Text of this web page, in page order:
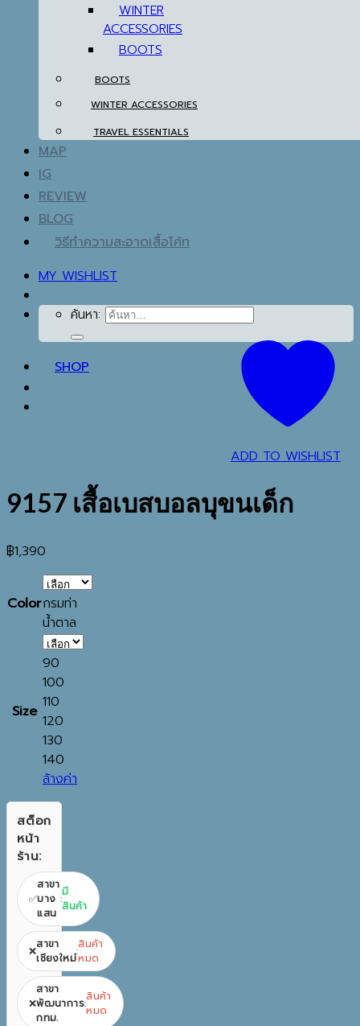
WINTER
ACCESSORIES
BOOTS
BOOTS
WINTER ACCESSORIES
TRAVEL ESSENTIALS
MAP
IG
REVIEW
BLOG
วิธีทำความสะอาดเสื้อโค้ท
MY WISHLIST
ค้นหา:
SHOP
ADD TO WISHLIST
9157 เสื้อเบสบอลบุขนเด็ก
฿1,390
Colorกรมท่า
น้ำตาล
Size
90
100
110
120
130
140
ล้างค่า
สต็อก
หน้า
ร้าน:
✅
สาขา
บาง
แสน
:มี
สินค้า
❌สาขา
เชียงใหม่:สินค้า
หมด
❌
สาขา
พัฒนาการ
กทม.
:สินค้า
หมด